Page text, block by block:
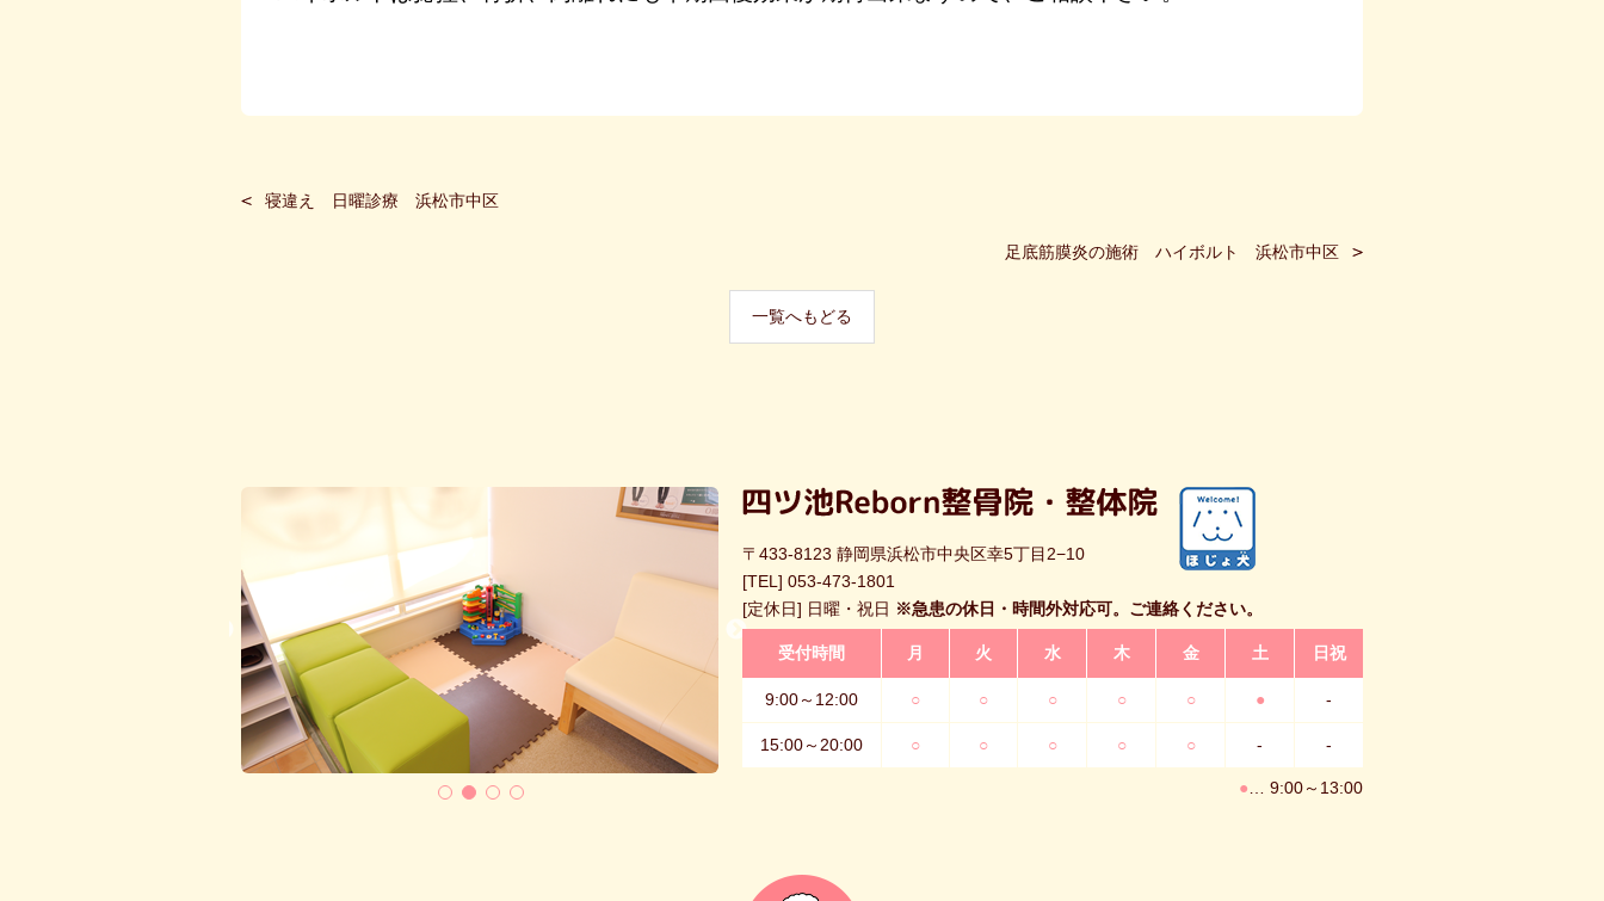
寝違え 日曜診療 浜松市中区
足底筋膜炎の施術 ハイボルト 浜松市中区
一覧へもどる
〒433-8123 静岡県浜松市中央区幸5丁目2−10
[TEL] 053-473-1801
[定休日] 日曜・祝日 ※急患の休日・時間外対応可。ご連絡ください。
受付時間 月 火 水 木 金 土 日祝
9:00～12:00 ○ ○ ○ ○ ○ ● -
15:00～20:00 ○ ○ ○ ○ ○ - -
● … 9:00～13:00